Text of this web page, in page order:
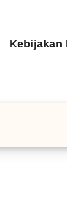
Kebijakan